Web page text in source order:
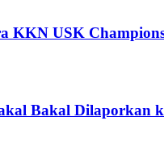
KKN USK
Bakal Dilaporkan